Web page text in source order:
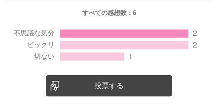
すべての感想数： 6
投票する